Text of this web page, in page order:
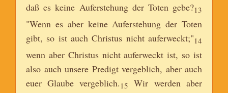
daß es keine Auferstehung der Toten gebe?13
"Wenn es aber keine Auferstehung der Toten
gibt, so ist auch Christus nicht auferweckt;"14
wenn aber Christus nicht auferweckt ist, so ist
also auch unsere Predigt vergeblich, aber auch
euer Glaube vergeblich. 15 Wir werden aber